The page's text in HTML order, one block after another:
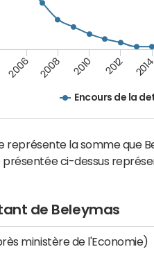
Encours de la
2006 2008 2010 2012 2014
représente la somme que
présentée ci-dessus
de Beleymas
ministère de l'Economie)